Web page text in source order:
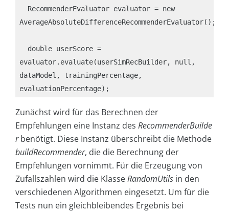
AverageAbsoluteDifferenceRecommenderEvaluator();
evaluator.evaluate(userSimRecBuilder, null,
dataModel, trainingPercentage,
Zunächst wird für das Berechnen der
Empfehlungen eine Instanz des RecommenderBuilde
rbenötigt. Diese Instanz überschreibt die Methode
buildRecommender, die die Berechnung der
Empfehlungen vornimmt. Für die Erzeugung von
Zufallszahlen wird die KlasseRandomUtils in den
verschiedenen Algorithmen eingesetzt. Um für die
Tests nun ein gleichbleibendes Ergebnis bei